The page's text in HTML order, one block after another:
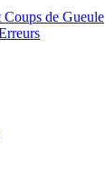
Coups de Gueule